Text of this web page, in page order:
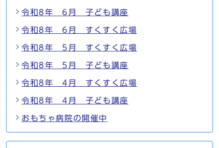
令和8年 6月 子ども講座
令和8年 6月 すくすく広場
令和8年 5月 すくすく広場
令和8年 5月 子ども講座
令和8年 4月 すくすく広場
令和8年 4月 子ども講座
おもちゃ病院の開催中